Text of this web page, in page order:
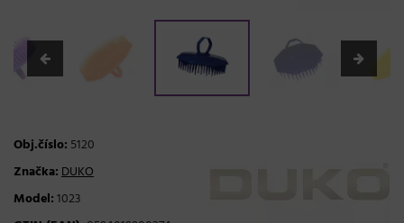
Obj.číslo: 5120
Značka:DUKO
Model:1023